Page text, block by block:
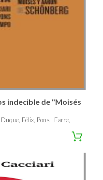
indecible de "Moisés
Félix, Pons I Farre,